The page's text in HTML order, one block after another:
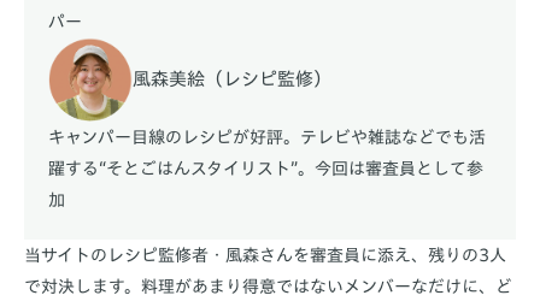
パー
風森美絵（レシピ監修）
キャンパー目線のレシピが好評。テレビや雑誌などでも活
躍する“そとごはんスタイリスト”。今回は審査員として参
加
当サイトのレシピ監修者・風森さんを審査員に添え、残りの3人
で対決します。料理があまり得意ではないメンバーなだけに、ど